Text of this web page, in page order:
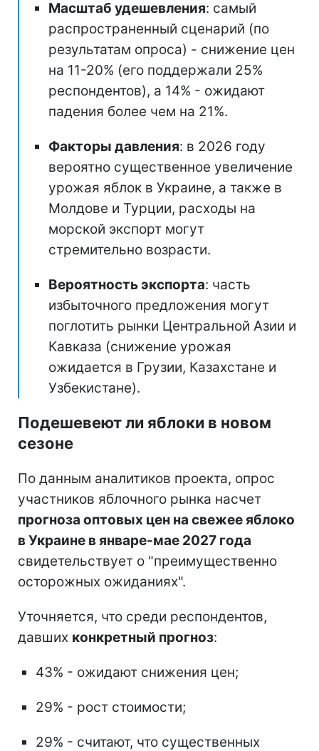
Масштаб удешевления: самый
распространенный сценарий (по
результатам опроса) - снижение цен
на 11-20% (его поддержали 25%
респондентов), а 14% - ожидают
падения более чем на 21%.
Факторы давления: в 2026 году
вероятно существенное увеличение
урожая яблок в Украине, а также в
Молдове и Турции, расходы на
морской экспорт могут
стремительно возрасти.
Вероятность экспорта: часть
избыточного предложения могут
поглотить рынки Центральной Азии и
Кавказа (снижение урожая
ожидается в Грузии, Казахстане и
Узбекистане).
Подешевеют ли яблоки в новом
сезоне
По данным аналитиков проекта, опрос
участников яблочного рынка насчет
прогноза оптовых цен на свежее яблоко
в Украине в январе-мае 2027 года
свидетельствует о "преимущественно
осторожных ожиданиях".
Уточняется, что среди респондентов,
давших конкретный прогноз:
43% - ожидают снижения цен;
29% - рост стоимости;
29% - считают, что существенных